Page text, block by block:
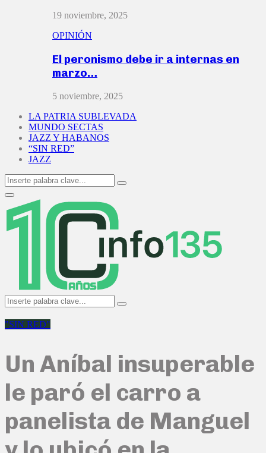
19 noviembre, 2025
OPINIÓN
El peronismo debe ir a internas en
marzo…
5 noviembre, 2025
LA PATRIA SUBLEVADA
MUNDO SECTAS
JAZZ Y HABANOS
“SIN RED”
JAZZ
Search
for:
Search
Primary
Menu
Search
for:
Search
"SIN RED"
Un Aníbal insuperable
le paró el carro a
panelista de Manguel